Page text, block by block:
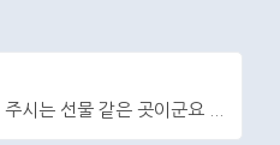
시는 선물 같은 곳이군요 ...